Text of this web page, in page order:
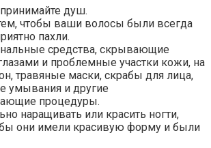
душ.
чтобы ваши волосы были всегда
пахли.
средства, скрывающие
и проблемные участки кожи, на
травяные маски, скрабы для лица,
умывания и другие
процедуры.
наращивать или красить ногти,
они имели красивую форму и были